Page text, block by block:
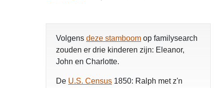
Volgens deze stamboom op familysearch
zouden er drie kinderen zijn: Eleanor,
John en Charlotte.
De U.S. Census 1850: Ralph met z'n